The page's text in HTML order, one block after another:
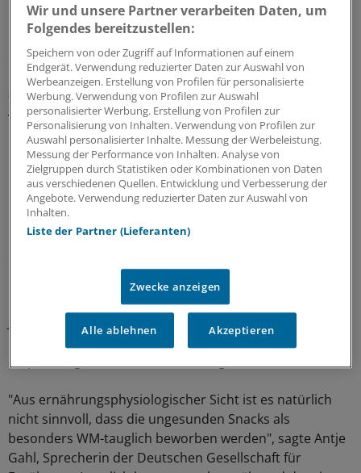
"Mit seinem Verhalten trägt der DFB mit dazu bei, dass
immer mehr Kinder und Jugendliche Übergewicht
entwickeln, denn ein entscheidender Faktor für
Übergewicht ist neben Bewegungsmangel zu fette und
zu süße Ernährung", sagte Verbandssprecher Josef Kahl.
Auch die Brauerei Bitburger gehört zu den Premium-
Partnern des DFB.
DFB verteidigt sich
"McDonald's und Coca-Cola engagieren sich in
karitativen Projekten sowie breitensportlichen Initiativen
ist McDonald's Förderer des DFB-Fußball-Abzeichens
und unterstützt so die Bewegung von Kindern und
Jugendlichen." Der Genuss eines Hamburgers mit Salat
und Orangensaft stelle zudem nach ökotrophologischen
"Aus ernährungsphysiologischer Sicht ist es natürlich
nicht sinnvoll, dass die ungesunden Snacks als
besonders WM-tauglich beworben werden", sagte Antje
Gahl, Sprecherin der Deutschen Gesellschaft für
Wir und unsere Partner verarbeiten Daten, um
Folgendes bereitzustellen:
Speichern von oder Zugriff auf Informationen auf einem
Endgerät. Verwendung reduzierter Daten zur Auswahl von
Werbeanzeigen. Erstellung von Profilen für personalisierte
Werbung. Verwendung von Profilen zur Auswahl
personalisierter Werbung. Erstellung von Profilen zur
Personalisierung von Inhalten. Verwendung von Profilen zur
Auswahl personalisierter Inhalte. Messung der Werbeleistung.
Messung der Performance von Inhalten. Analyse von
Zielgruppen durch Statistiken oder Kombinationen von Daten
aus verschiedenen Quellen. Entwicklung und Verbesserung der
Angebote. Verwendung reduzierter Daten zur Auswahl von
Inhalten.
Liste der Partner (Lieferanten)
Zwecke anzeigen
Alle ablehnen Akzeptieren